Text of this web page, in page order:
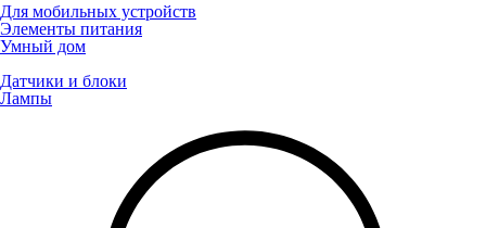
Для мобильных устройств
Элементы питания
Умный дом
Датчики и блоки
Лампы